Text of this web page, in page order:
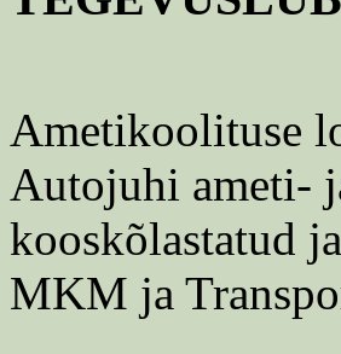
Ametikoolituse
Autojuhi ameti-
kooskõlastatud
MKM ja